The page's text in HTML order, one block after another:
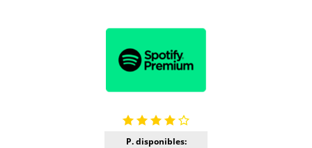
P. disponibles: